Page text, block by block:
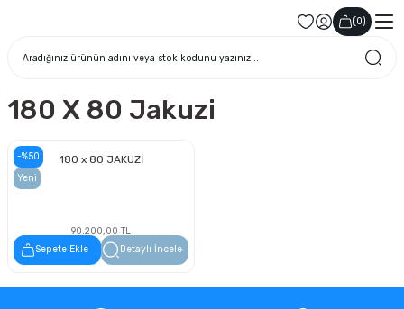
(0)
180 X 80 Jakuzi
-%50
Yeni
180 x 80 JAKUZİ
90.200,00 TL
45.100,00 TL
Sepete Ekle Detaylı İncele